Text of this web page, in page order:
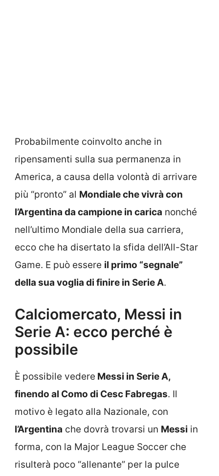
Probabilmente coinvolto anche in
ripensamenti sulla sua permanenza in
America, a causa della volontà di arrivare
più “pronto” al Mondiale che vivrà con
l’Argentina da campione in carica nonché
nell’ultimo Mondiale della sua carriera,
ecco che ha disertato la sfida dell’All-Star
Game. E può essere il primo “segnale”
della sua voglia di finire in Serie A.
Calciomercato, Messi in
Serie A: ecco perché è
possibile
È possibile vedere Messi in Serie A,
finendo al Como di Cesc Fabregas. Il
motivo è legato alla Nazionale, con
l’Argentina che dovrà trovarsi un Messi in
forma, con la Major League Soccer che
risulterà poco “allenante” per la pulce